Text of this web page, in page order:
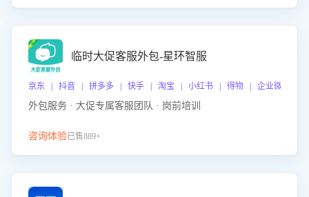
临时大促客服外包-星环智服
京东 | 抖音 | 拼多多 | 快手 | 淘宝 | 小红书 | 得物 | 企业微信
外包服务 · 大促专属客服团队 · 岗前培训
咨询体验已售889+